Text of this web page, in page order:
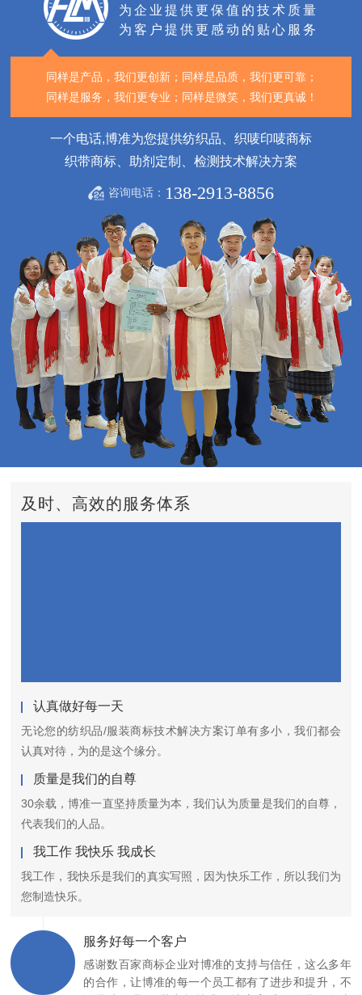
为企业提供更保值的技术质量
为客户提供更感动的贴心服务
同样是产品，我们更创新； 同样是品质，我们更可靠；
同样是服务，我们更专业； 同样是微笑，我们更真诚！
一个电话,博准为您提供纺织品、织唛印唛商标
织带商标、助剂定制、检测技术解决方案
咨询电话： 138-2913-8856
及时、高效的服务体系
认真做好每一天
无论您的纺织品/服装商标技术解决方案订单有多小，我们都会
认真对待，为的是这个缘分。
质量是我们的自尊
30余载，博准一直坚持质量为本，我们认为质量是我们的自尊，
代表我们的人品。
我工作 我快乐 我成长
我工作，我快乐是我们的真实写照，因为快乐工作，所以我们为
您制造快乐。
服务好每一个客户
感谢数百家商标企业对博准的支持与信任，这么多年
的合作，让博准的每一个员工都有了进步和提升，不